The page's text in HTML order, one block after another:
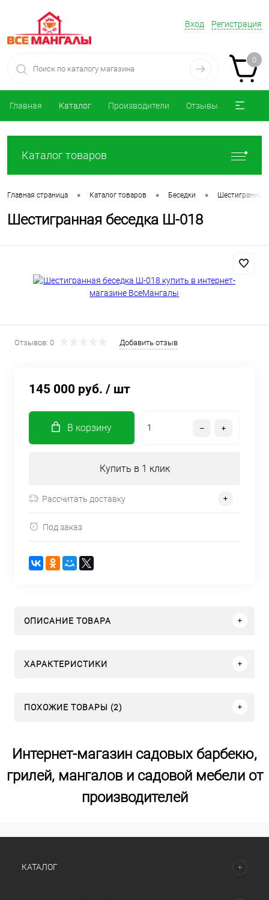
Вход Регистрация
0
Главная Каталог Производители Отзывы
Каталог товаров
Главная страница • Каталог товаров • Беседки • Шестигранные
Шестигранная беседка Ш-018
Отзывов: 0 Добавить отзыв
145 000 руб. / шт
В корзину
Купить в 1 клик
Рассчитать доставку
Под заказ
ОПИСАНИЕ ТОВАРА
ХАРАКТЕРИСТИКИ
ПОХОЖИЕ ТОВАРЫ (2)
Интернет-магазин садовых барбекю,
грилей, мангалов и садовой мебели от
производителей
КАТАЛОГ